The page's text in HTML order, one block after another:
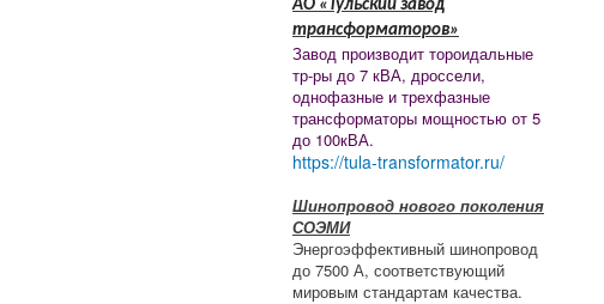
АО «Тульский завод
трансформаторов»
Завод производит тороидальные
тр-ры до 7 кВА, дроссели,
однофазные и трехфазные
трансформаторы мощностью от 5
до 100кВА.
https://tula-transformator.ru/
Шинопровод нового поколения
СОЭМИ
Энергоэффективный шинопровод
до 7500 А, соответствующий
мировым стандартам качества.